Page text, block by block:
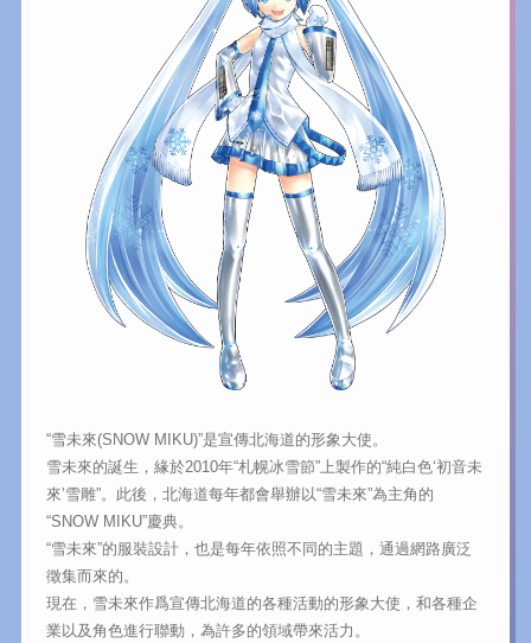
“雪未來(SNOW MIKU)”是宣傳北海道的形象大使。
雪未來的誕生，緣於2010年“札幌冰雪節”上製作的“純白色‘初音未
來’雪雕”。此後，北海道每年都會舉辦以“雪未來”為主角的
“SNOW MIKU”慶典。
“雪未來”的服裝設計，也是每年依照不同的主題，通過網路廣泛
徵集而來的。
現在，雪未來作爲宣傳北海道的各種活動的形象大使，和各種企
業以及角色進行聯動，為許多的領域帶來活力。